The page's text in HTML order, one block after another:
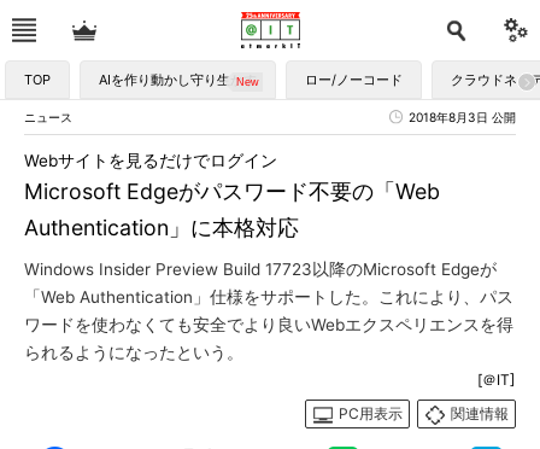
TOP AIを作り動かし守り生かす ロー/ノーコード クラウドネイ
ニュース 2018年8月3日 公開
Microsoft Edgeがパスワード不要の「Web
Authentication」に本格対応
Webサイトを見るだけでログイン
Windows Insider Preview Build 17723以降のMicrosoft Edgeが
「Web Authentication」仕様をサポートした。これにより、パス
ワードを使わなくても安全でより良いWebエクスペリエンスを得
られるようになったという。
[＠IT]
PC用表示
関連情報